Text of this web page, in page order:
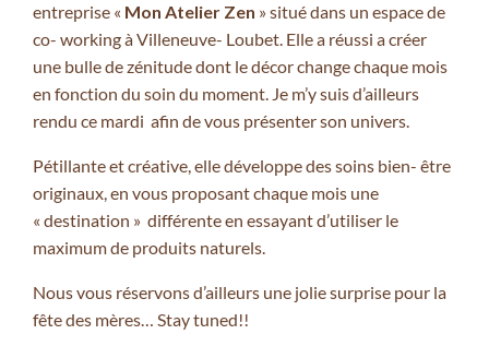
entreprise « Mon Atelier Zen » situé dans un espace de
co- working à Villeneuve- Loubet. Elle a réussi a créer
une bulle de zénitude dont le décor change chaque mois
en fonction du soin du moment. Je m’y suis d’ailleurs
rendu ce mardi afin de vous présenter son univers.
Pétillante et créative, elle développe des soins bien- être
originaux, en vous proposant chaque mois une
« destination » différente en essayant d’utiliser le
maximum de produits naturels.
Nous vous réservons d’ailleurs une jolie surprise pour la
fête des mères… Stay tuned!!